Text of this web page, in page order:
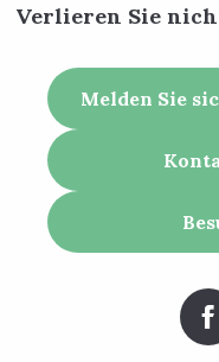
Verlieren Sie
Melden Sie